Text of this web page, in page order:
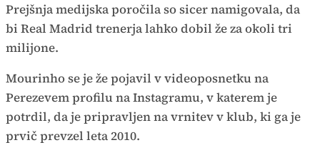
Prejšnja medijska poročila so sicer namigovala, da
bi Real Madrid trenerja lahko dobil že za okoli tri
milijone.
Mourinho se je že pojavil v videoposnetku na
Perezevem profilu na Instagramu, v katerem je
potrdil, da je pripravljen na vrnitev v klub, ki ga je
prvič prevzel leta 2010.